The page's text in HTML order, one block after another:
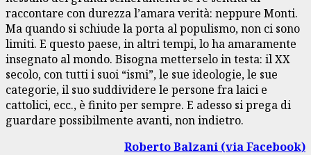
raccontare con durezza l’amara verità: neppure Monti.
Ma quando si schiude la porta al populismo, non ci sono
limiti. E questo paese, in altri tempi, lo ha amaramente
insegnato al mondo. Bisogna metterselo in testa: il XX
secolo, con tutti i suoi “ismi”, le sue ideologie, le sue
categorie, il suo suddividere le persone fra laici e
cattolici, ecc., è finito per sempre. E adesso si prega di
guardare possibilmente avanti, non indietro.
Roberto Balzani (via Facebook)